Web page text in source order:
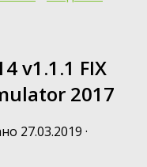
v1.1.1 FIX
2017
27.03.2019 ·